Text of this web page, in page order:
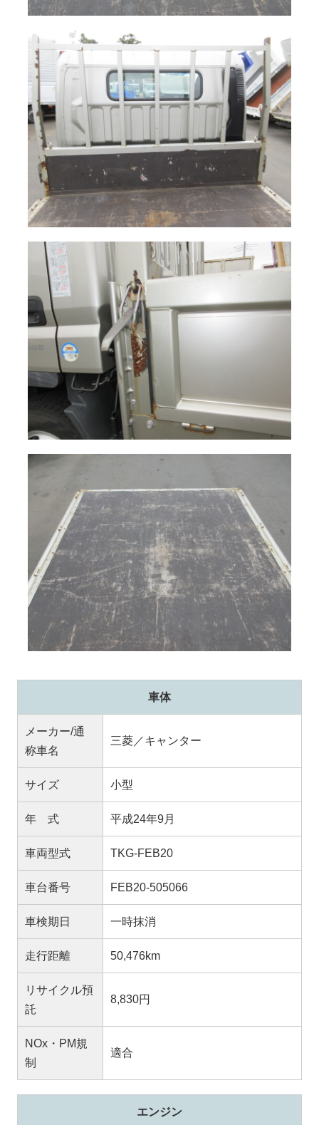
車体
メーカー/通
称車名
三菱／キャンター
サイズ 小型
年 式 平成24年9月
車両型式 TKG-FEB20
車台番号 FEB20-505066
車検期日 一時抹消
走行距離 50,476km
リサイクル預
託
8,830円
NOx・PM規
制
適合
エンジン